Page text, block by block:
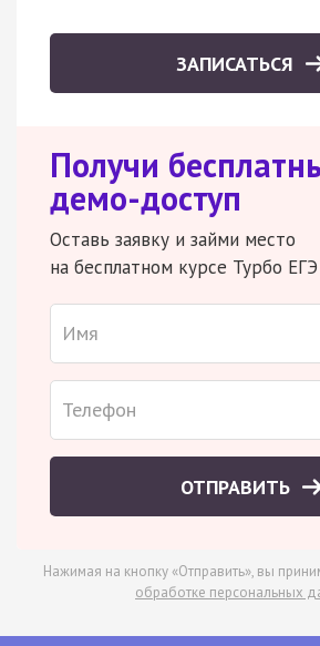
ЗАПИСАТЬСЯ
Получи
демо-доступ
Оставь заявку и займи место
на бесплатном курсе Турбо ЕГЭ
ОТПРАВИТЬ
Нажимая на кнопку «Отправить», вы
обработке персональных